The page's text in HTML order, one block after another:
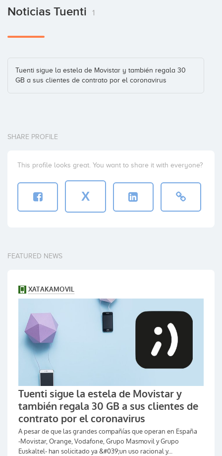
Noticias Tuenti 1
Tuenti sigue la estela de Movistar y también regala 30
GB a sus clientes de contrato por el coronavirus
SHARE PROFILE
This profile looks great. You want to share it with everyone?
X
FEATURED NEWS